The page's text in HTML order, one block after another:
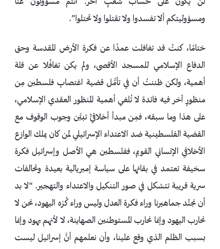
ومسؤوليتكم ألا تفسدوا ولا تقتلوا ولا تحتلوا”.
ختامًا، كنتُ قد تغافلت عمدًا عن فكرة الأرض المقدسة وحق
الدفاع الإسلامي للمسجد الأقصى، ولم يكن تغافُلا عن قلة
أهمية، ولكن ظننتُ أن في تأمُّل قضية اغتصابِ فلسطين مِن
منظورٍ آخر فيه فائدة لا تُلغي أهمية المنظور العقدي الإسلامي،
على هذا وما سبقه، فمِن مبدأ أخلاقيٍّ تبيَّن وجوب الوقوف مع
القضية الفلسطينية ضد الاعتداء الإسرائيلي لمن كان يملك الوازع
الأخلاقي الإنساني القويم، ففلسطين هي الأصل وإسرائيل فكرة
سخيفة تعتمد في بقائها على سياسة إمبريالية بعيدة وتحالفات
سرية قريبة تتشكل في صور التنكيل والاعتداء والتهجير. “لا بد
أن نجنِّد جماهيرنا وراء فكرة العدل وليس وراء كُرْه اليهود، نحن لا
نحارب اليهود وإنما نحارب المستوطنين الصهاينة، لا لأنهم يهود وإنما
بسبب الظلم الذي وقع علينا، وأن نعلمهم أنَّ إسرائيل ليست